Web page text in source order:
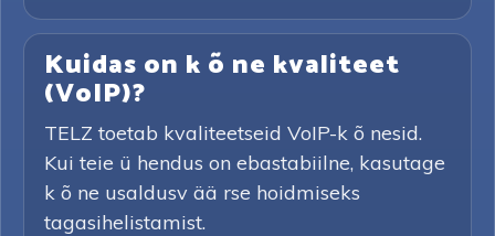
Kuidas on k õ ne kvaliteet
(VoIP)?
TELZ toetab kvaliteetseid VoIP-k õ nesid.
Kui teie ü hendus on ebastabiilne, kasutage
k õ ne usaldusv ää rse hoidmiseks
tagasihelistamist.